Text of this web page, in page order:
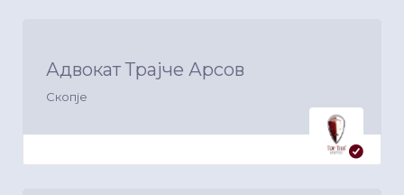
Адвокат Трајче Арсов
Скопје